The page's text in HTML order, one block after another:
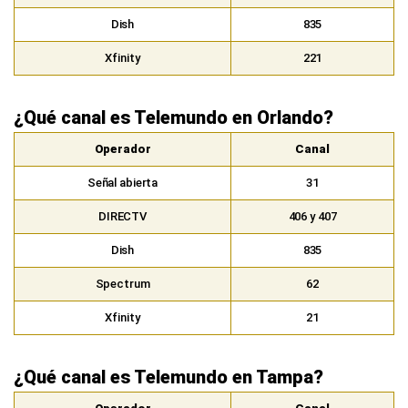
Dish 835
Xfinity 221
¿Qué canal es Telemundo en Orlando?
Operador Canal
Señal abierta 31
DIRECTV 406 y 407
Dish 835
Spectrum 62
Xfinity 21
¿Qué canal es Telemundo en Tampa?